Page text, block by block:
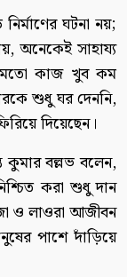
ঘটনা নয়;
অনেকেই সাহায্য
মতো কাজ খুব কম
শুধু ঘর দেননি,
দিয়েছেন।
কুমার বল্লভ বলেন,
করা শুধু দান
ও লাওরা আজীবন
পাশে দাঁড়িয়ে